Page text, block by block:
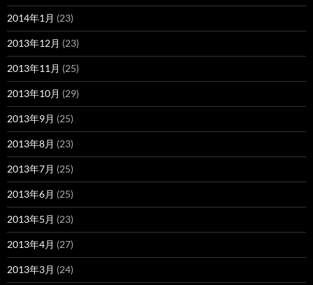
2014年1月 (23)
2013年12月 (23)
2013年11月 (25)
2013年10月 (29)
2013年9月 (25)
2013年8月 (23)
2013年7月 (25)
2013年6月 (25)
2013年5月 (23)
2013年4月 (27)
2013年3月 (24)